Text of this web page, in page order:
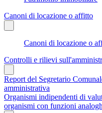
Canoni di locazione o affitto
Canoni di locazione o
Controlli e rilievi
Report del Segretario
amministrativa
Organismi indipendenti di
organismi con funzioni